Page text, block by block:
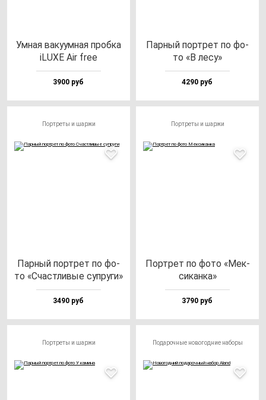
Умная ва­ку­ум­ная проб­ка
iLUXE Air free
3900 руб
Пар­ный пор­трет по фо­
то «В ле­су»
4290 руб
Портреты и шаржи
Пар­ный пор­трет по фо­
то «Счас­тли­вые суп­ру­ги»
3490 руб
Портреты и шаржи
Пор­трет по фо­то «Мек­
си­кан­ка»
3790 руб
Портреты и шаржи Подарочные новогодние наборы